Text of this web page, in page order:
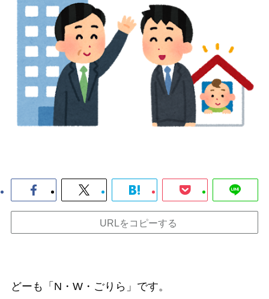
URLをコピーする
どーも「N・W・ごりら」です。